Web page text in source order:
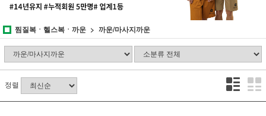
찜질복ㆍ헬스복ㆍ까운 까운/마사지까운
정렬